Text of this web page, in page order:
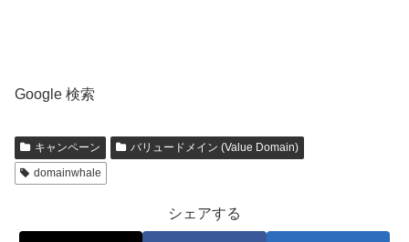
Google 検索
キャンペーン
バリュードメイン (Value Domain)
domainwhale
シェアする